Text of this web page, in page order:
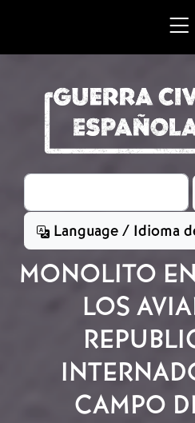
Search
Language / Idioma
MONOLITO
LOS
CAMPO